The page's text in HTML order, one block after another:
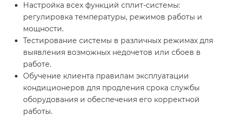
Настройка всех функций сплит-системы:
регулировка температуры, режимов работы и
мощности.
Тестирование системы в различных режимах для
выявления возможных недочетов или сбоев в
работе.
Обучение клиента правилам эксплуатации
кондиционеров для продления срока службы
оборудования и обеспечения его корректной
работы.